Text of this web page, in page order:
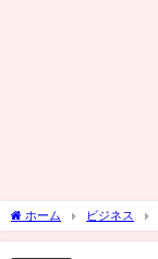
ホーム ビジネス